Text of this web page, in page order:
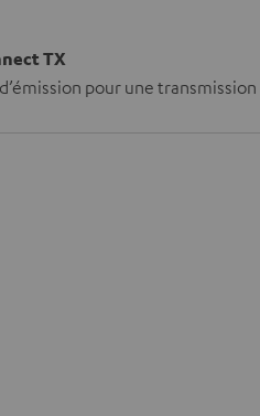
TX
pour une transmission